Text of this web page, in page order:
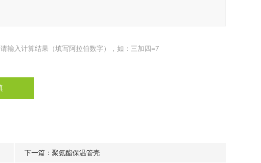
请输入计算结果（填写阿拉伯数字），如：三加四=7
下一篇： 聚氨酯保温管壳